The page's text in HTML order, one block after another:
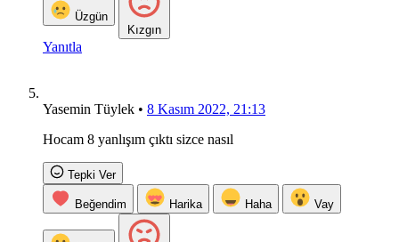
Üzgün
Kızgın
Yanıtla
Yasemin Tüylek • 8 Kasım 2022, 21:13
Hocam 8 yanlışım çıktı sizce nasıl
Tepki Ver
Beğendim Harika Haha Vay